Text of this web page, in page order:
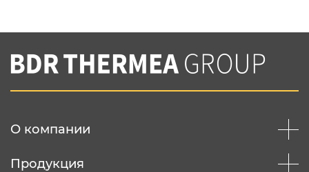
Вы соглашаетесь с нашей политикой
конфеденциальности
О компании
Продукция